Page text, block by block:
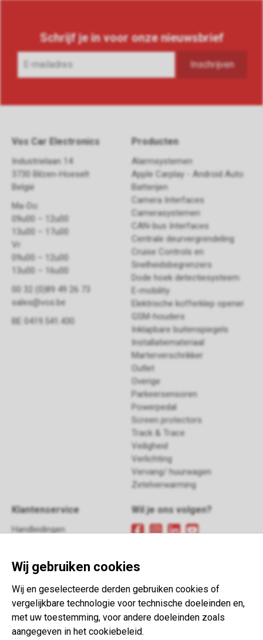
Schrijf je in voor onze nieuwsbrief
Vos Car Electronics
Industrielaan 14
3730 Bilzen-Hoeselt
België
Ma-Do:
09u00 – 12u00
13u00 – 17u00
Vr:
09u00 – 12u00
13u00 – 16u00
00 32 (0)89 49 26 73
sales@vos.be
BE 0419.541.430
Producten
Alarmsystemen
Apple Carplay - Android Auto
Batterijen
Camera Interfaces
Camerasystemen
CAN-bus Interfaces
Centrale deurvergrendeling
Cruise Controls en
Snelheidsbegrenzers
Dode hoek detectiesysteem
E-mobility
Elektrische kofferklep opener
GSM-houders
Inklapbare buitenspiegels
Installatiemateriaal
Marterverschrikker
Outlet
Overige
Parkeersensoren
Powerpedal
Screen protectors
Track & Trace
Veiligheid
Verlichting
Vervang/ huurwagen
Zetelverwarming
Klantenservice
Handleidingen
Contact
Wil je ons volgen?
nieuwsbrief
This website is developed with the
support of:
Wij gebruiken cookies
Wij en geselecteerde derden gebruiken cookies of
vergelijkbare technologie voor technische doeleinden en,
met uw toestemming, voor andere doeleinden zoals
aangegeven in het cookiebeleid.